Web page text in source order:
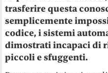
trasferire questa
semplicemente
codice, i sistemi
dimostrati incapaci di
piccoli e sfuggenti.